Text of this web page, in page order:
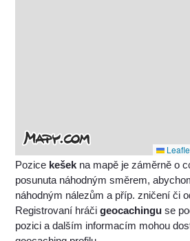
Pozice kešek na mapě je záměrně o
posunuta náhodným směrem,
náhodným nálezům a příp. zničení či
Registrovaní hráčigeocachingu se
pozici a dalším informacím mohou